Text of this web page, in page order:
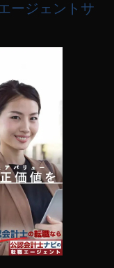
ージェントサ